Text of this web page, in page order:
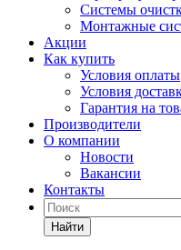
Системы
Монтажные
Акции
Как купить
Условия оплаты
Условия
Гарантия на
Производители
О компании
Новости
Вакансии
Контакты
Найти